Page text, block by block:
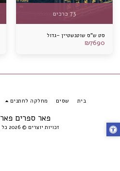
73 כרכים
סט ש"ס שוטנשטיין –גדול
₪7690
פאר ספרים
זכויות יוצרים © 2026 כל הזכויות שמורות
בית שסים מחלקה לחתנים